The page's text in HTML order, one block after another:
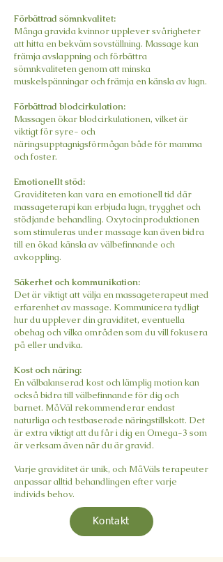
Förbättrad sömnkvalitet:
Många gravida kvinnor upplever svårigheter
att hitta en bekväm sovställning. Massage kan
främja avslappning och förbättra
sömnkvaliteten genom att minska
muskelspänningar och främja en känsla av lugn.
Förbättrad blodcirkulation:
Massagen ökar blodcirkulationen, vilket är
viktigt för syre- och
näringsupptagnigsförmågan både för mamma
och foster.
Emotionellt stöd:
Graviditeten kan vara en emotionell tid där
massageterapi kan erbjuda lugn, trygghet och
stödjande behandling. Oxytocinproduktionen
som stimuleras under massage kan även bidra
till en ökad känsla av välbefinnande och
avkoppling.
Säkerhet och kommunikation:
Det är viktigt att välja en massageterapeut med
erfarenhet av massage. Kommunicera tydligt
hur du upplever din graviditet, eventuella
obehag och vilka områden som du vill fokusera
på eller undvika.
Kost och näring:
En välbalanserad kost och lämplig motion kan
också bidra till välbefinnande för dig och
barnet. MåVäl rekommenderar endast
naturliga och testbaserade näringstillskott. Det
är extra viktigt att du får i dig en Omega-3 som
är verksam även när du är gravid.
Varje graviditet är unik, och MåVäls terapeuter
anpassar alltid behandlingen efter varje
individs behov.
Kontakt